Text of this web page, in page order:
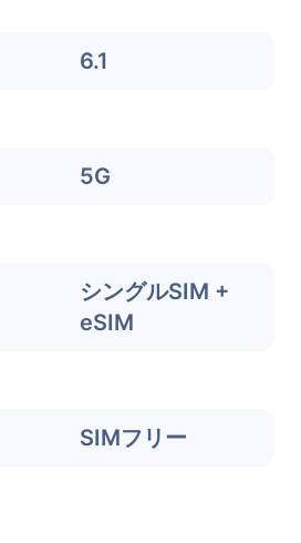
6.1
5G
シングルSIM +
eSIM
SIMフリー